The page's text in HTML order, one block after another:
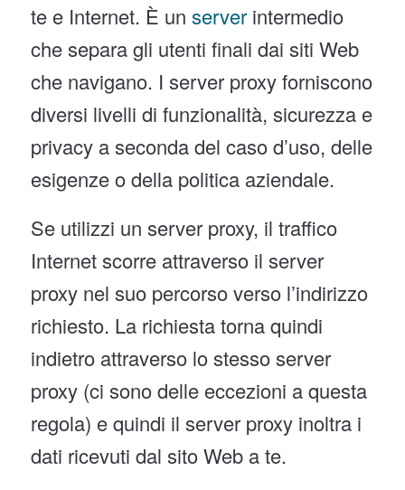
te e Internet. È un serverintermedio
che separa gli utenti finali dai siti Web
che navigano. I server proxy forniscono
diversi livelli di funzionalità, sicurezza e
privacy a seconda del caso d’uso, delle
esigenze o della politica aziendale.
Se utilizzi un server proxy, il traffico
Internet scorre attraverso il server
proxy nel suo percorso verso l’indirizzo
richiesto. La richiesta torna quindi
indietro attraverso lo stesso server
proxy (ci sono delle eccezioni a questa
regola) e quindi il server proxy inoltra i
dati ricevuti dal sito Web a te.